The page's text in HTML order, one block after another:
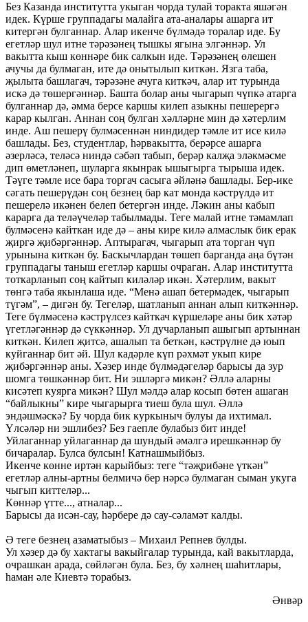
Без Казанда институтта укыган чорда тулай торакта яшәгән
идек. Күрше группадагы малайга ата-аналары ашарга ит
китергән булганнар. Алар икенче бүлмәдә торалар иде. Бу
егетләр шул итне тәрәзәнең тышкы ягына элгәннәр. Ул
вакытта кыш көннәре бик салкын иде. Тәрәзәнең өлешен
ачучы да булмаган, ите дә онытылып киткән. Язга таба,
җылыта башлагач, тәрәзәне ачуга киткәч, алар ит турында
искә дә төшергәннәр. Башта болар аны чыгарып чүпкә атарга
булганнар дә, әмма берсе каршы килеп азыкны пешерергә
карар кылган. Аннан соң булган хәлләрне мин дә хәтерлим
инде. Аш пешерү булмәсеннән ниндидер тәмле ит исе килә
башлады. Без, студентлар, һәрвакытта, берәрсе ашарга
әзерләсә, теләсә ниндә сәбәп табып, берәр калҗа эләкмәсме
дип өметләнеп, шуларга якынрак ышыгырга тырыша идек.
Тәүге тәмле исе бара торгач сасыга әйләнә башлады. Бер-ике
сәгать пешерүдән соң безнең бар кат монда кәстрүлдә ит
пешерелә икәнен белеп бетергән инде. Ләкин аны кабып
карарга да теләүчеләр табылмады. Теге малай итне тәмамлап
булмәсенә кайткан иде дә – аны кире килә алмаслык бик ерак
җиргә җибәргәннәр. Аптырагач, чыгарып ата торган чүп
урынына киткән бу. Баскычлардан төшеп барганда аңа бүтән
группадагы таныш егетләр каршы очраган. Алар институтта
тоткарланып соң кайтып киләләр икән. Хәтерлим, вакыт
төнгә таба якынлаша иде. “Менә ашап бетермәдек, чыгарып
түгәм”, – дигән бу. Тегеләр, шатланып аннан алып киткәннәр.
Теге бүлмәсенә кәстрүлсез кайткач күршеләре аны бик хәтәр
үгетләгәннәр дә сүккәннәр. Ул дучарланып ашыгып артыннан
киткән. Килеп җитсә, ашалып та беткән, кәстрүлне дә юып
куйганнар бит әй. Шул кадәрле күп рәхмәт укып кире
җибәргәннәр аны. Хәзер инде бүлмәдәгеләр барысы да зур
шомга төшкәннәр бит. Ни эшләргә микән? Әллә аларны
кисәтеп куярга микән? Шул мәлдә алар косып бөтен ашаган
“байлыкны” кире чыгарырга тиеш була шул. Әллә
эндәшмәскә? Бу чорда бик куркыныч булуы да ихтимал.
Үлсәләр ни эшлибез? Без гаепле булабыз бит инде!
Уйлаганнар уйлаганнар да шундый әмәлгә ирешкәннәр бу
бичаралар. Булса булсын! Катнашмыйбыз.
Икенче көнне иртән карыйбыз: теге “тәҗрибәне үткән”
егетләр алны-артны белмичә бер нәрсә булмаган сыман укуга
чыгып киттеләр...
Көннәр үтте..., атналар...
Барысы да исән-сау, һәрбере дә сау-сәламәт калды.
Ә теге безнең азаматыбыз – Михаил Репнев булды.
Ул хәзер дә бу хактагы вакыйгалар турында, кай вакытларда,
очрашкан арада, сөйләгән була. Без, бу хәлнең шаһитлары,
һаман әле Киевтә торабыз.
Әнвәр